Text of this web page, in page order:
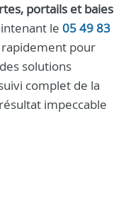
portails et baies
le 05 49 83
rapidement pour
solutions
complet de la
impeccable